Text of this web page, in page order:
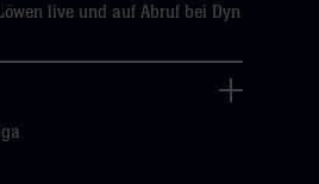
live und auf Abruf bei Dyn